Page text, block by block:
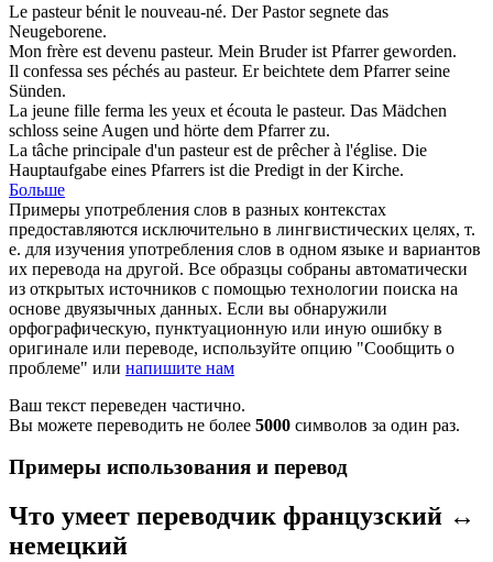
Le pasteurbénit le nouveau-né. DerPastorsegnete das
Neugeborene.
Mon frère est devenu pasteur. Mein Bruder ist Pfarrer geworden.
Il confessa ses péchés au pasteur. Er beichtete dem Pfarrer seine
Sünden.
La jeune fille ferma les yeux et écouta le pasteur. Das Mädchen
schloss seine Augen und hörte dem Pfarrer zu.
La tâche principale d'un pasteurest de prêcher à l'église. Die
Hauptaufgabe eines Pfarrers ist die Predigt in der Kirche.
Больше
Примеры употребления слов в разных контекстах
предоставляются исключительно в лингвистических целях, т.
е. для изучения употребления слов в одном языке и вариантов
их перевода на другой. Все образцы собраны автоматически
из открытых источников с помощью технологии поиска на
основе двуязычных данных. Если вы обнаружили
орфографическую, пунктуационную или иную ошибку в
оригинале или переводе, используйте опцию "Сообщить о
проблеме" или напишите нам
Ваш текст переведен частично.
Вы можете переводить не более 5000 символов за один раз.
Примеры использования и перевод
Что умеет переводчик французский ↔
немецкий